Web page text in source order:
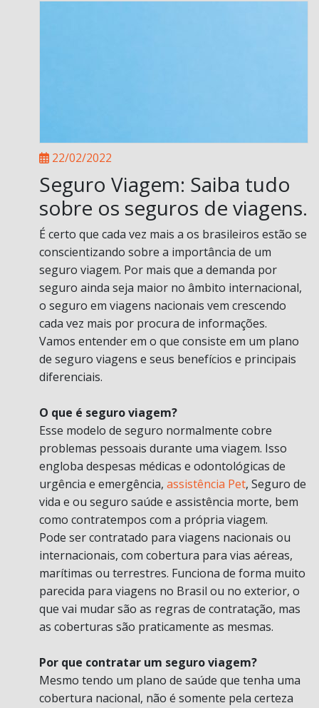
22/02/2022
Seguro Viagem: Saiba tudo
sobre os seguros de viagens.
É certo que cada vez mais a os brasileiros estão se
conscientizando sobre a importância de um
seguro viagem. Por mais que a demanda por
seguro ainda seja maior no âmbito internacional,
o seguro em viagens nacionais vem crescendo
cada vez mais por procura de informações.
Vamos entender em o que consiste em um plano
de seguro viagens e seus benefícios e principais
diferenciais.
O que é seguro viagem?
Esse modelo de seguro normalmente cobre
problemas pessoais durante uma viagem. Isso
engloba despesas médicas e odontológicas de
urgência e emergência, assistência Pet, Seguro de
vida e ou seguro saúde e assistência morte, bem
como contratempos com a própria viagem.
Pode ser contratado para viagens nacionais ou
internacionais, com cobertura para vias aéreas,
marítimas ou terrestres. Funciona de forma muito
parecida para viagens no Brasil ou no exterior, o
que vai mudar são as regras de contratação, mas
as coberturas são praticamente as mesmas.
Por que contratar um seguro viagem?
Mesmo tendo um plano de saúde que tenha uma
cobertura nacional, não é somente pela certeza